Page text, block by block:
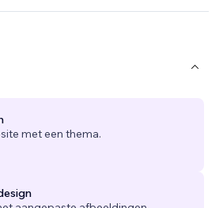
met een thema.